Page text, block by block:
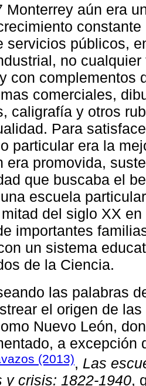
Monterrey aún era
servicios públicos,
no
con complementos
comerciales,
caligrafía y otros
Para
particular era la
era promovida,
que buscaba el
escuela
del siglo XX
importantes
un sistema
de la Ciencia.
las palabras
el origen de
Nuevo León,
a excepción
(2013), Las
y crisis: 1822-1940,